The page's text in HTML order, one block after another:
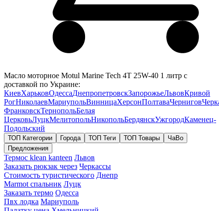
Масло моторное Motul Marine Tech 4T 25W-40 1 литр с
доставкой по Украине:
КиевХарьковОдессаДнепропетровскЗапорожьеЛьвовКривой
РогНиколаевМариупольВинницаХерсонПолтаваЧернигов
ФранковскТернопольБелая
ЦерковьЛуцкМелитопольНикопольБердянскУжгородКаменец-
Подольский
ТОП Категории Города ТОП Теги ТОП Товары
ЧаВо
Предложения
Термос klean kanteen Львов
Заказать рюкзак через Черкассы
Стоимость туристического Днепр
Marmot спальник Луцк
Заказать термо Одесса
Пвх лодка Мариуполь